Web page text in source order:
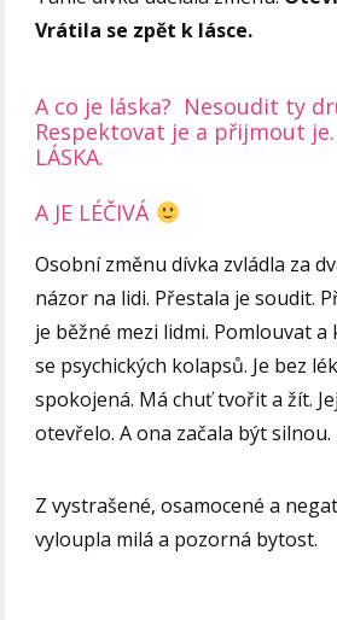
Vrátila se zpět k lásce.
A co je láska? Nesoudit ty
Respektovat je a přijmout je.
LÁSKA.
A JE LÉČIVÁ
Osobní změnu dívka zvládla za
názor na lidi. Přestala je soudit.
je běžné mezi lidmi. Pomlouvat
se psychických kolapsů. Je bez
spokojená. Má chuť tvořit a žít.
otevřelo. A ona začala být silnou.
Z vystrašené, osamocené a
vyloupla milá a pozorná bytost.